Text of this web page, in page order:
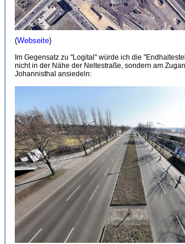
(Webseite)
Im Gegensatz zu "Logital" würde ich die
nicht in der Nähe der Neltestraße, sondern am
Johannisthal ansiedeln: